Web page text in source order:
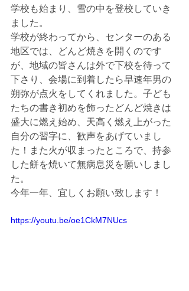
学校も始まり、雪の中を登校していき
ました。
学校が終わってから、センターのある
地区では、どんど焼きを開くのです
が、地域の皆さんは外で下校を待って
下さり、会場に到着したら早速年男の
朔弥が点火をしてくれました。子ども
たちの書き初めを飾ったどんど焼きは
盛大に燃え始め、天高く燃え上がった
自分の習字に、歓声をあげていまし
た！また火が収まったところで、持参
した餅を焼いて無病息災を願いしまし
た。
今年一年、宜しくお願い致します！
https://youtu.be/oe1CkM7NUcs